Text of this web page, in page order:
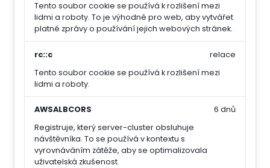
Tento soubor cookie se používá k rozlišení mezi
lidmi a roboty. To je výhodné pro web, aby vytvářet
platné zprávy o používání jejich webových stránek.
rc::c
Tento soubor cookie se používá k rozlišení mezi
lidmi a roboty.
relace
AWSALBCORS
Registruje, který server-cluster obsluhuje
návštěvníka. To se používá v kontextu s
vyrovnáváním zátěže, aby se optimalizovala
uživatelská zkušenost.
6 dnů